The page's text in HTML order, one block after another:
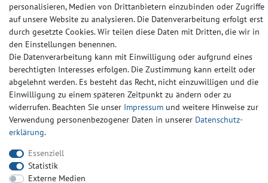
personalisieren, Medien von Drittanbietern einzubinden oder Zugriffe
auf unsere Website zu analysieren. Die Datenverarbeitung erfolgt erst
durch gesetzte Cookies. Wir teilen diese Daten mit Dritten, die wir in
den Einstellungen benennen.
Die Datenverarbeitung kann mit Einwilligung oder aufgrund eines
berechtigten Interesses erfolgen. Die Zustimmung kann erteilt oder
abgelehnt werden. Es besteht das Recht, nicht einzuwilligen und die
Einwilligung zu einem späteren Zeitpunkt zu ändern oder zu
widerrufen. Beachten Sie unser Impressum und weitere Hinweise zur
Verwendung personenbezogener Daten in unserer Daten­schutz­
erklärung.
Essenziell
Statistik
Externe Medien
Widerrufs­recht Widerrufs­formular Impressum
Daten­schutz­erklärung AGB Kontakt